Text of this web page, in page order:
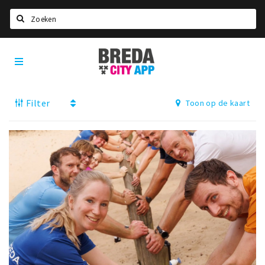
Home
Deals
Nieuws, interviews & blogs
Drinken
Slapen
Recreatief
Winkels
Breda
City
App
Filter Toon op de kaart